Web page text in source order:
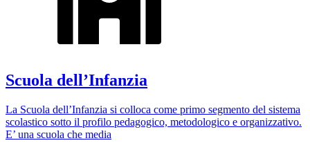
Scuola dell’Infanzia
La Scuola dell’Infanzia si colloca come primo segmento del sistema
scolastico sotto il profilo pedagogico, metodologico e organizzativo.
E’ una scuola che media